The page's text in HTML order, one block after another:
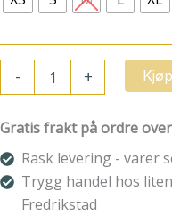
-
CAROL
PANEL
DETAIL
SKIRT
antall
+
Gratis frakt på ordre
Rask levering - varer
Trygg handel hos
Fredrikstad